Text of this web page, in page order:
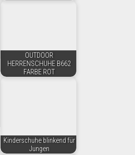
OUTDOOR
HERRENSCHUHE B662
FARBE ROT
Kinderschuhe blinkend für
Jungen